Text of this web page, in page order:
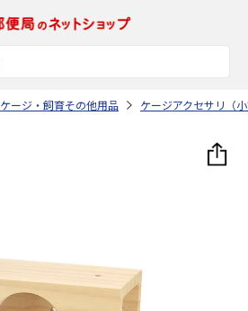
ケージ・飼育その他用品 ケージアクセサリ（